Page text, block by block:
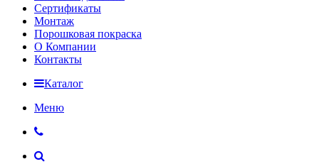
Сертификаты
Монтаж
Порошковая покраска
О Компании
Контакты
Каталог
Меню